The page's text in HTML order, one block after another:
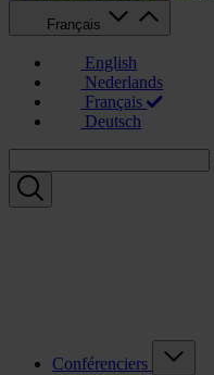
Français
English
Nederlands
Français
Deutsch
Conférenciers